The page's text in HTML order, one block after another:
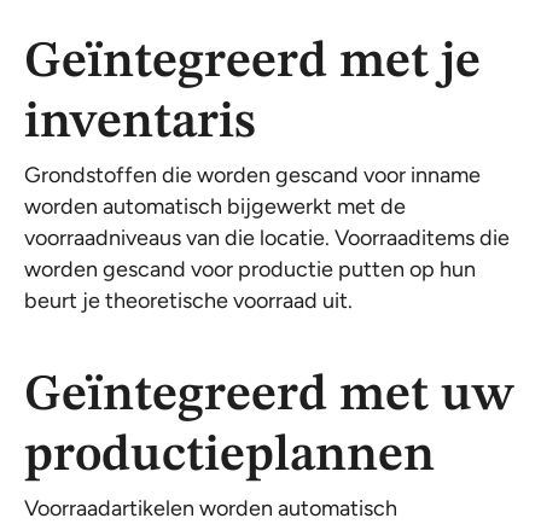
Geïntegreerd met je
inventaris
Grondstoffen die worden gescand voor inname
worden automatisch bijgewerkt met de
voorraadniveaus van die locatie. Voorraaditems die
worden gescand voor productie putten op hun
beurt je theoretische voorraad uit.
Geïntegreerd met uw
productieplannen
Voorraadartikelen worden automatisch